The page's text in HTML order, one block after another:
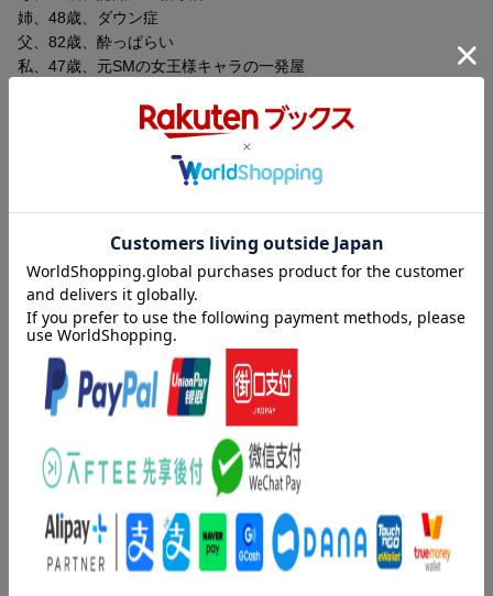
姉、48歳、ダウン症
父、82歳、酔っぱらい
私、47歳、元SMの女王様キャラの一発屋
全員今でもポンコツである。
「壮絶だけど笑って泣ける」家族のリアルな物語がパワーアッ
「ママ、なんだったらできるかね。ママ、なんだったら覚えてい
「この連載で初めて、私は一線を越えた。書籍化するにあたりも
う一度考えた。改めて心に刻む。家族を晒すも、守るも私だ。私
にとって書くことは、このふたつが同じ線上にある」
＊＊＊
コロナ禍久々に帰ったら、実家が砂場の「ゴミ屋敷化」していた
ーー。
大黒柱だった働き者の母の異変に同居を決めたにしおかすみこ
が、暮らして1年経ってみたのは、さらにパワーアップしたポンコ
ツ度合いだった。笑って泣ける家族と介護「2年目」の姿。
内容紹介（「BOOK」データベースより）
母、８１歳、認知症＆糖尿病。姉、４８歳、ダウン症。父、８２
歳、酔っ払い。私、４７歳、元ＳＭの一発屋の女芸人。「壮絶だ
けど笑って泣ける」家族のリアルな物語がパワーアップ！
目次（「BOOK」データベースより）
歯医者と認知症とダウン症／「認知症はフェイク」疑惑／家電も
ポンコツ／くさいあたたかい／予想の上を行く／孫とマイナンバ
ー／エンディングメール／母の自由行動と私の不自由行動／カメ
ラマン少女／せかいじゅうの葉っぱがみどりいろな理由／お風呂
記念日／添え割り箸／お中元とウナギ／豆腐の角に頭ぶつけて／